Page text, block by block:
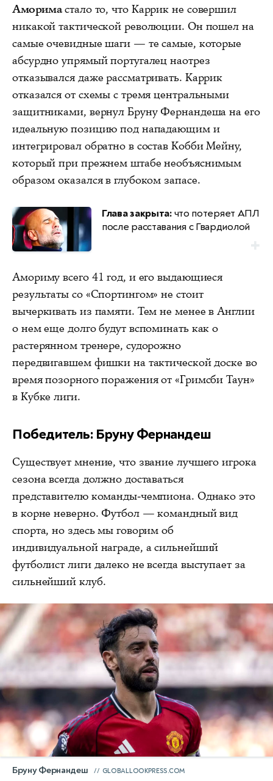
Аморимастало то, что Каррик не совершил
никакой тактической революции. Он пошел на
самые очевидные шаги — те самые, которые
абсурдно упрямый португалец наотрез
отказывался даже рассматривать. Каррик
отказался от схемы с тремя центральными
защитниками, вернул Бруну Фернандеша на его
идеальную позицию под нападающим и
интегрировал обратно в состав Кобби Мейну,
который при прежнем штабе необъяснимым
образом оказался в глубоком запасе.
Глава закрыта:что потеряет АПЛ
после расставания с Гвардиолой
Амориму всего 41 год, и его выдающиеся
результаты со «Спортингом» не стоит
вычеркивать из памяти. Тем не менее в Англии
о нем еще долго будут вспоминать как о
растерянном тренере, судорожно
передвигавшем фишки на тактической доске во
время позорного поражения от «Гримсби Таун»
в Кубке лиги.
Победитель: Бруну Фернандеш
Существует мнение, что звание лучшего игрока
сезона всегда должно доставаться
представителю команды-чемпиона. Однако это
в корне неверно. Футбол — командный вид
спорта, но здесь мы говорим об
индивидуальной награде, а сильнейший
футболист лиги далеко не всегда выступает за
сильнейший клуб.
Бруну Фернандеш GLOBALLOOKPRESS.COM